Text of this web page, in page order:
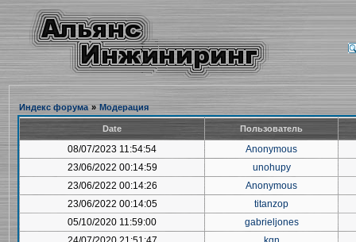
Индекс форума » Модерация
Date Пользователь
08/07/2023 11:54:54
Anonymous
23/06/2022 00:14:59
unohupy
23/06/2022 00:14:26
Anonymous
23/06/2022 00:14:05
titanzop
05/10/2020 11:59:00
gabrieljones